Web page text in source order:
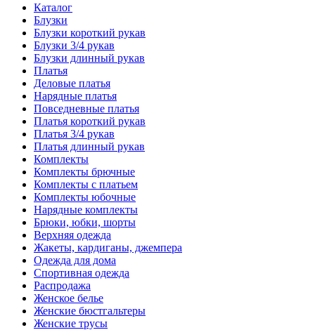
Каталог
Блузки
Блузки короткий рукав
Блузки 3/4 рукав
Блузки длинный рукав
Платья
Деловые платья
Нарядные платья
Повседневные платья
Платья короткий рукав
Платья 3/4 рукав
Платья длинный рукав
Комплекты
Комплекты брючные
Комплекты с платьем
Комплекты юбочные
Нарядные комплекты
Брюки, юбки, шорты
Верхняя одежда
Жакеты, кардиганы, джемпера
Одежда для дома
Спортивная одежда
Распродажа
Женское белье
Женские бюстгальтеры
Женские трусы